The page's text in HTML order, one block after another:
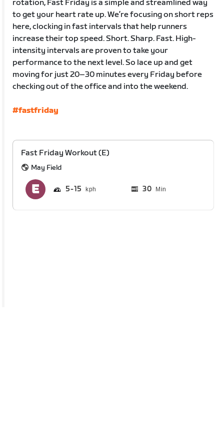
rotation, Fast Friday is a simple and streamlined way
to get your heart rate up. We’re focusing on short reps
here, clocking in fast intervals that help runners
increase their top speed. Short. Sharp. Fast. High-
intensity intervals are proven to take your
performance to the next level. So lace up and get
moving for just 20–30 minutes every Friday before
checking out of the office and into the weekend.
#fastfriday
Fast Friday Workout (E)
May Field
5 15 30 Min